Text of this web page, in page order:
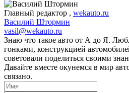
Главный редактор , wekauto.ru
Василий Штормин
vasil@wekauto.ru
Знаю что такое авто от А до Я.
гонками, конструкцией
советовали поделиться своими
Давайте вместе окунемся в мир
связано.